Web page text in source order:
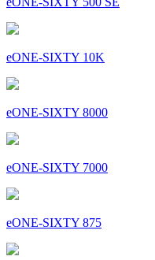
eONE-SIXTY 10K
eONE-SIXTY 8000
eONE-SIXTY 7000
eONE-SIXTY 875